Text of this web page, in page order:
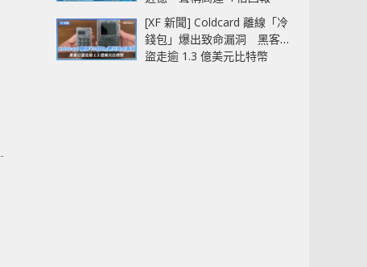
[XF 新聞] Coldcard 離線「冷
錢包」爆出致命漏洞 黑客已
盜走逾 1.3 億美元比特幣